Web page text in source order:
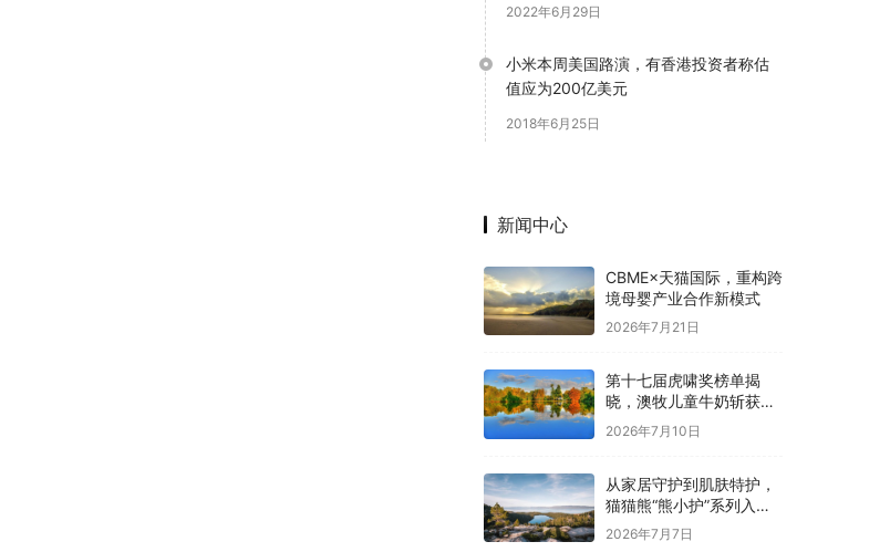
2022年6月29日
小米本周美国路演，有香港投资者称估
值应为200亿美元
2018年6月25日
新闻中心
CBME×天猫国际，重构跨
境母婴产业合作新模式
2026年7月21日
第十七届虎啸奖榜单揭
晓，澳牧儿童牛奶斩获母
婴亲子类优秀奖
2026年7月10日
从家居守护到肌肤特护，
猫猫熊“熊小护”系列入局
婴童敏肌洗护赛道
2026年7月7日